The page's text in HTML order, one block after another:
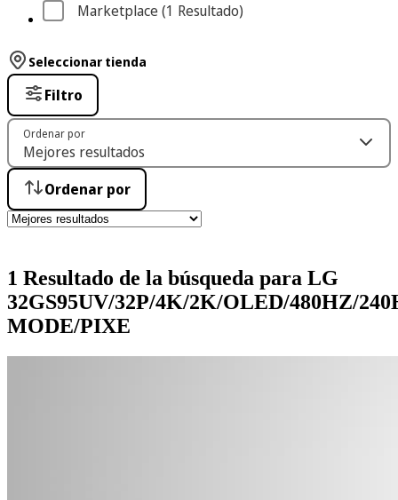
Marketplace (1 Resultado)
1 Resultado de la búsqueda para LG
32GS95UV/32P/4K/2K/OLED/480HZ/
MODE/PIXE
Seleccionar tienda
Filtro
Ordenar por
Ordenar por